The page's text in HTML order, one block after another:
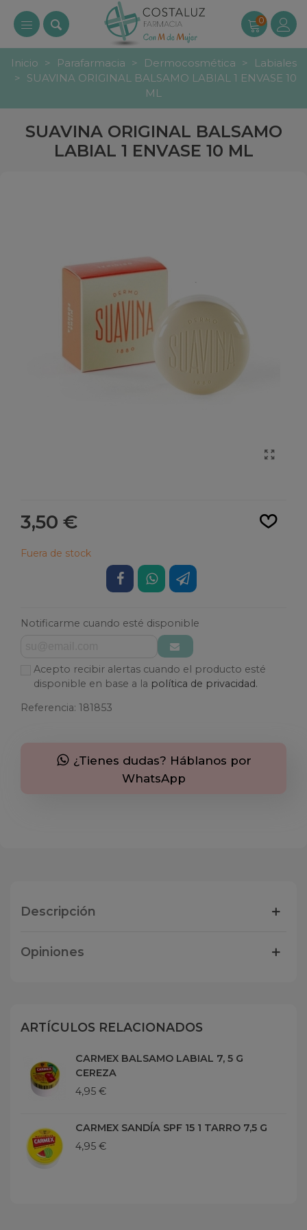
0
Inicio > Parafarmacia > Dermocosmética >
Labiales
>
SUAVINA ORIGINAL BALSAMO LABIAL 1 ENVASE 10
ML
SUAVINA ORIGINAL BALSAMO
LABIAL 1 ENVASE 10 ML
3,50 €
Fuera de stock
Notificarme cuando esté disponible
Acepto recibir alertas cuando el producto esté
disponible en base a la política de privacidad.
Referencia: 181853
¿Tienes dudas? Háblanos por
WhatsApp
Descripción
Opiniones
ARTÍCULOS RELACIONADOS
CARMEX BALSAMO LABIAL 7, 5 G
CEREZA
4,95 €
CARMEX SANDÍA SPF 15 1 TARRO 7,5 G
4,95 €